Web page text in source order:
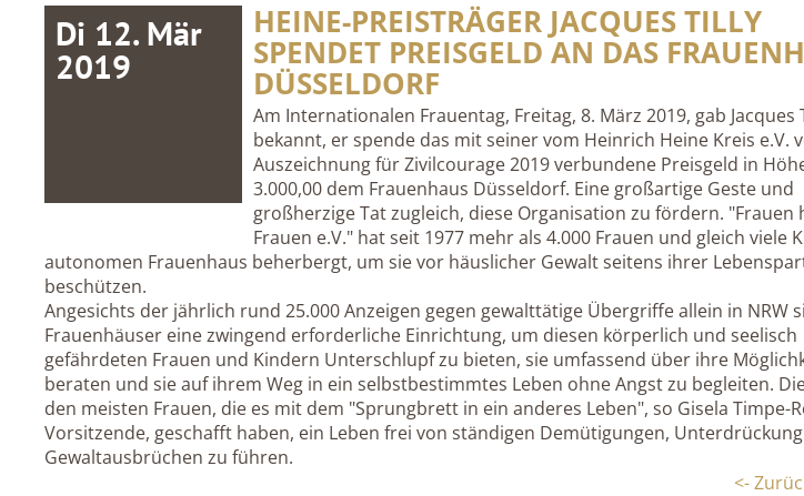
Di 12. Mär
2019
HEINE-PREISTRÄGER JACQUES TILLY
SPENDET PREISGELD AN DAS
DÜSSELDORF
Am Internationalen Frauentag, Freitag, 8. März 2019, gab Jacques
bekannt, er spende das mit seiner vom Heinrich Heine Kreis e.V.
Auszeichnung für Zivilcourage 2019 verbundene Preisgeld in
3.000,00 dem Frauenhaus Düsseldorf. Eine großartige Geste und
großherzige Tat zugleich, diese Organisation zu fördern. "Frauen
Frauen e.V." hat seit 1977 mehr als 4.000 Frauen und gleich viele
autonomen Frauenhaus beherbergt, um sie vor häuslicher Gewalt seitens ihrer
beschützen.
Angesichts der jährlich rund 25.000 Anzeigen gegen gewalttätige Übergriffe allein in NRW
Frauenhäuser eine zwingend erforderliche Einrichtung, um diesen körperlich und seelisch
gefährdeten Frauen und Kindern Unterschlupf zu bieten, sie umfassend über ihre
beraten und sie auf ihrem Weg in ein selbstbestimmtes Leben ohne Angst zu begleiten.
den meisten Frauen, die es mit dem "Sprungbrett in ein anderes Leben", so Gisela Timpe-
Vorsitzende, geschafft haben, ein Leben frei von ständigen Demütigungen,
Gewaltausbrüchen zu führen.
<-